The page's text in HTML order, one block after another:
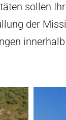
sollen
der